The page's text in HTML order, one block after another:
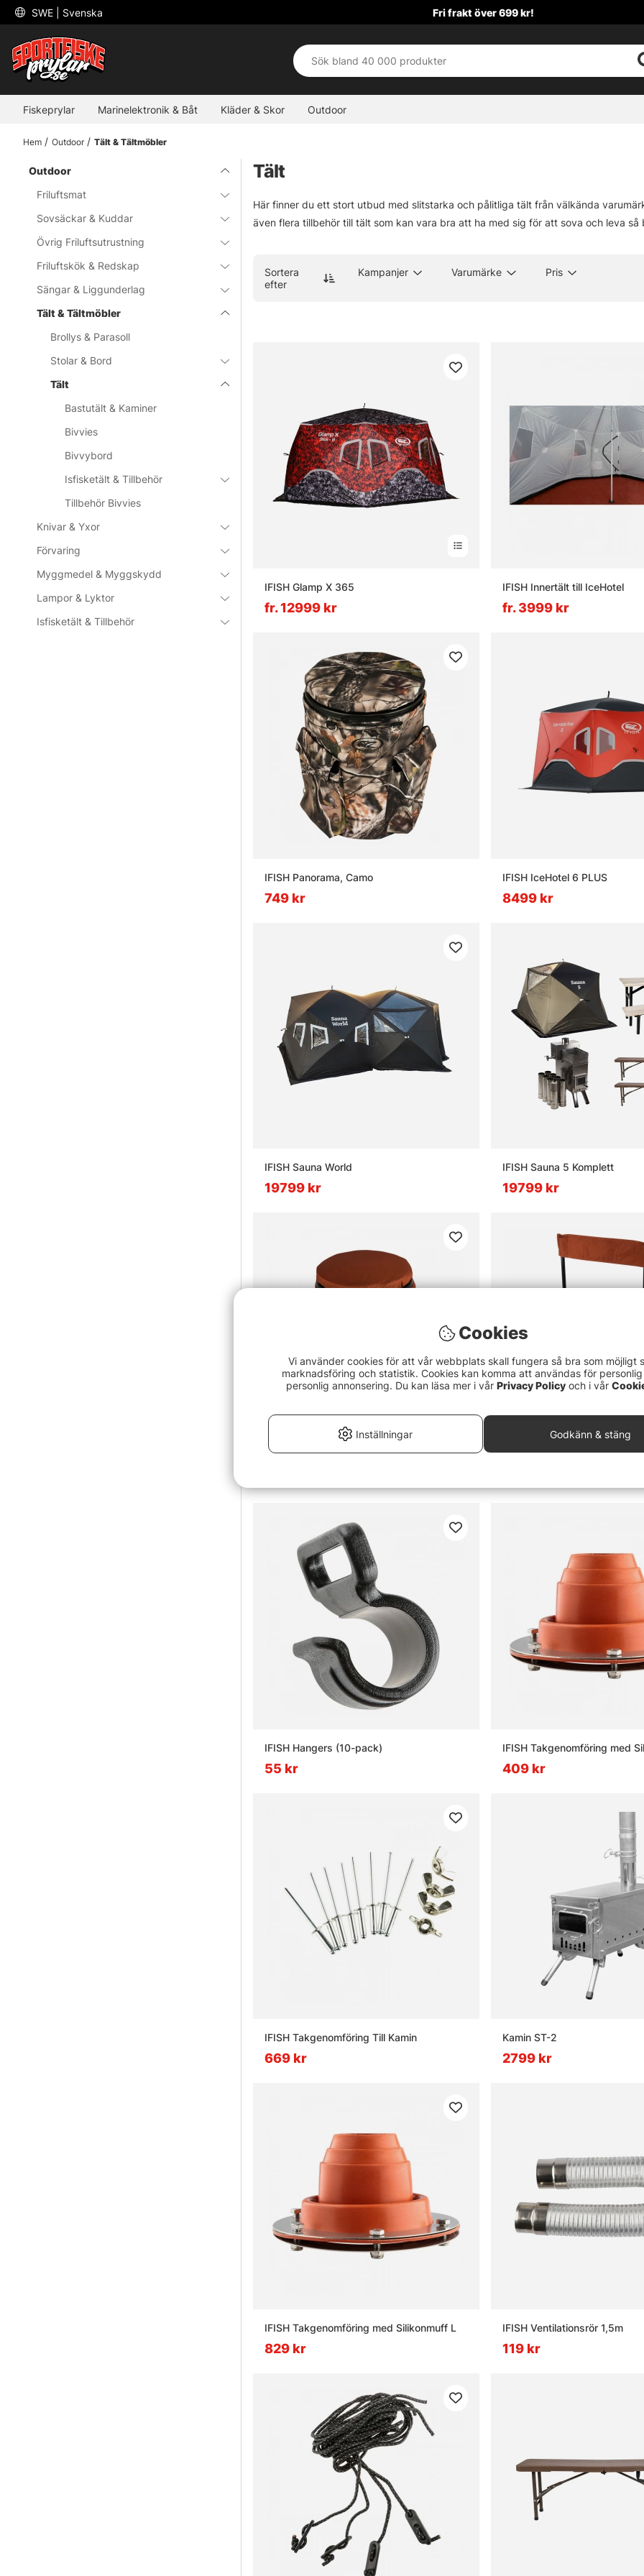
SWE | Svenska Fri frakt över 699 kr!
Fiskeprylar Marinelektronik & Båt Kläder & Skor Outdoor
Hem Outdoor Tält & Tältmöbler
Outdoor
Friluftsmat
Sovsäckar & Kuddar
Övrig Friluftsutrustning
Friluftskök & Redskap
Sängar & Liggunderlag
Tält & Tältmöbler
Brollys & Parasoll
Stolar & Bord
Tält
Bastutält & Kaminer
Bivvies
Bivvybord
Isfisketält & Tillbehör
Tillbehör Bivvies
Knivar & Yxor
Förvaring
Myggmedel & Myggskydd
Lampor & Lyktor
Isfisketält & Tillbehör
Tält
Här finner du ett stort utbud med slitstarka och pålitliga tält från välkända
även flera tillbehör till tält som kan vara bra att ha med sig för att sova och leva
Sortera
efter
Kampanjer Varumärke Pris
IFISH Glamp X 365
fr. 12999 kr
IFISH Innertält till IceHotel
fr. 3999 kr
IFISH Panorama, Camo
749 kr
IFISH IceHotel 6 PLUS
8499 kr
IFISH Sauna World
19799 kr
IFISH Sauna 5 Komplett
19799 kr
IFISH IceChair Panorama
IFISH Hangers (10-pack)
55 kr
IFISH Takgenomföring med
409 kr
IFISH Takgenomföring Till Kamin
669 kr
Kamin ST-2
2799 kr
IFISH Takgenomföring med Silikonmuff L
829 kr
IFISH Ventilationsrör 1,5m
119 kr
Cookies
Vi använder cookies för att vår webbplats skall fungera så bra som möjligt
marknadsföring och statistik. Cookies kan komma att användas för
personlig annonsering. Du kan läsa mer i vår Privacy Policy och i vår
Inställningar Godkänn & stäng